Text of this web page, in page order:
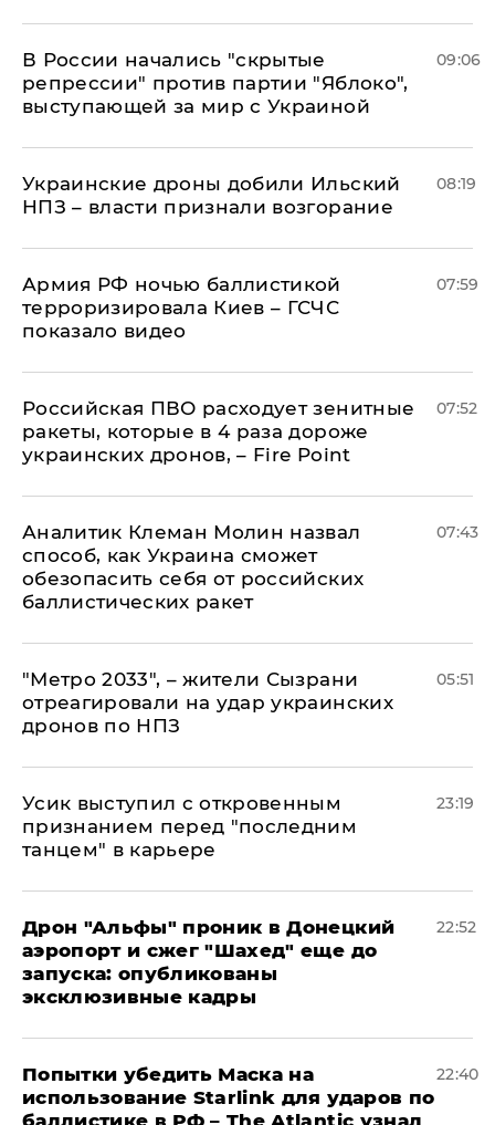
В России начались "скрытые
репрессии" против партии "Яблоко",
выступающей за мир с Украиной
09:06
Украинские дроны добили Ильский
НПЗ – власти признали возгорание
08:19
Армия РФ ночью баллистикой
терроризировала Киев – ГСЧС
показало видео
07:59
Российская ПВО расходует зенитные
ракеты, которые в 4 раза дороже
украинских дронов, – Fire Point
07:52
Аналитик Клеман Молин назвал
способ, как Украина сможет
обезопасить себя от российских
баллистических ракет
07:43
"Метро 2033", – жители Сызрани
отреагировали на удар украинских
дронов по НПЗ
05:51
Усик выступил с откровенным
признанием перед "последним
танцем" в карьере
23:19
Дрон "Альфы" проник в Донецкий
аэропорт и сжег "Шахед" еще до
запуска: опубликованы
эксклюзивные кадры
22:52
Попытки убедить Маска на
использование Starlink для ударов по
баллистике в РФ – The Atlantic узнал
22:40